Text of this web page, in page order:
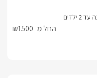
החל מ- ₪1500